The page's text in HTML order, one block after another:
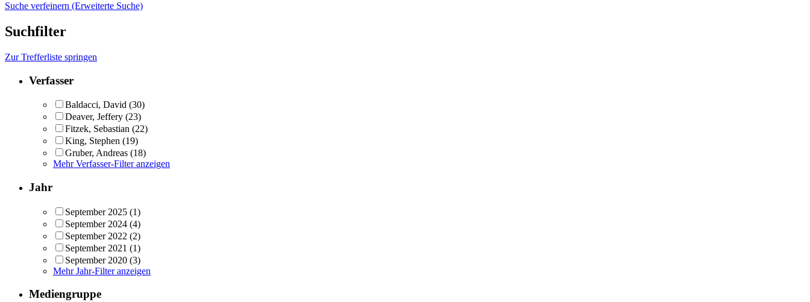
Suche verfeinern (Erweiterte Suche)
Suchfilter
Zur Trefferliste springen
Verfasser
Baldacci, David (30)
Deaver, Jeffery (23)
Fitzek, Sebastian (22)
King, Stephen (19)
Gruber, Andreas (18)
Mehr Verfasser-Filter anzeigen
Jahr
September 2025 (1)
September 2024 (4)
September 2022 (2)
September 2021 (1)
September 2020 (3)
Mehr Jahr-Filter anzeigen
Mediengruppe